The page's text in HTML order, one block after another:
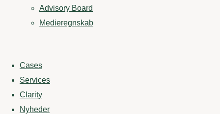
Advisory Board
Medieregnskab
Cases
Services
Clarity
Nyheder